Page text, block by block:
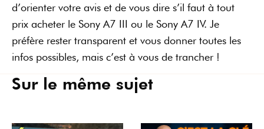
d’orienter votre avis et de vous dire s’il faut à tout
prix acheter le Sony A7 III ou le Sony A7 IV. Je
préfère rester transparent et vous donner toutes les
infos possibles, mais c’est à vous de trancher !
Sur le même sujet